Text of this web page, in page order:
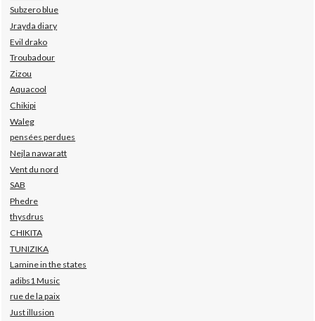
Subzero blue
Jrayda diary
Evil drako
Troubadour
Zizou
Aquacool
Chikipi
Waleg
pensées perdues
Nejla nawaratt
Vent du nord
SAB
Phedre
thysdrus
CHIKITA
TUNIZIKA
Lamine in the states
adibs1 Music
rue de la paix
Just illusion